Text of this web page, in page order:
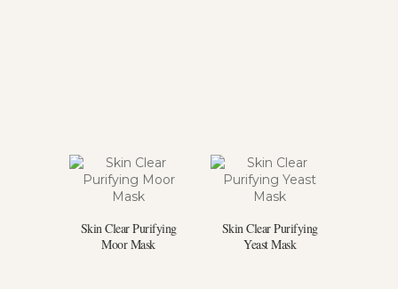
Skin Clear Purifying
Moor Mask
Skin Clear Purifying
Yeast Mask